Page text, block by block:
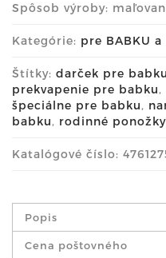
Spôsob výroby:
Kategórie: pre BABKU a
Štítky: darček pre babku
prekvapenie pre babku,
špeciálne pre babku,
babku, rodinné ponožky
Katalógové číslo:
Popis
Cena poštovného